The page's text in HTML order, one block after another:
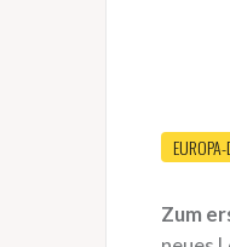
Zum